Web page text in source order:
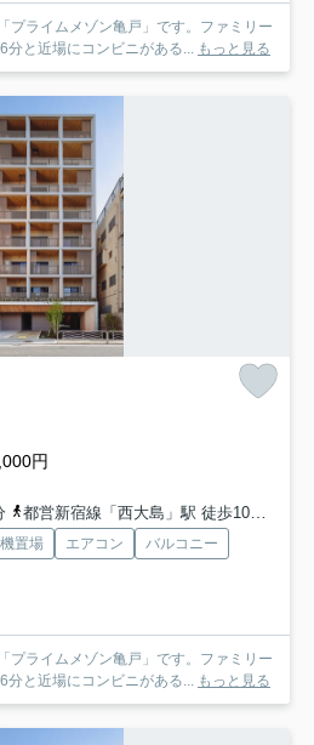
プライムメゾン亀戸」です。ファミリー
と近場にコンビニがある...
もっと見る
円
都営新宿線「西大島」駅 徒歩10分
置場 エアコン
バルコニー
プライムメゾン亀戸」です。ファミリー
と近場にコンビニがある...
もっと見る